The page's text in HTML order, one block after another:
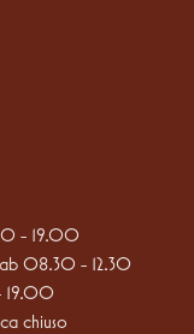
- 19.00
08.30 - 12.30
19.00
chiuso